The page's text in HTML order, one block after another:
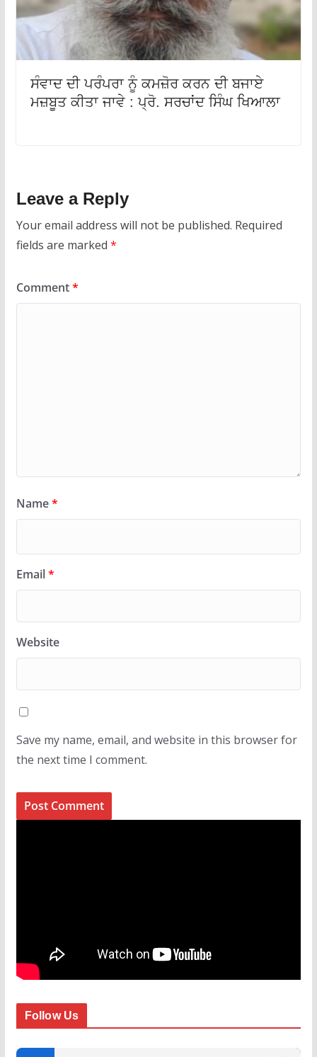
ਸੰਵਾਦ ਦੀ ਪਰੰਪਰਾ ਨੂੰ ਕਮਜ਼ੋਰ ਕਰਨ ਦੀ ਬਜਾਏ
ਮਜ਼ਬੂਤ ਕੀਤਾ ਜਾਵੇ : ਪ੍ਰੋ. ਸਰਚਾਂਦ ਸਿੰਘ ਖਿਆਲਾ
Leave a Reply
Your email address will not be published. Required
fields are marked *
Comment*
Name*
Email*
Website
Save my name, email, and website in this browser for
the next time I comment.
Follow Us